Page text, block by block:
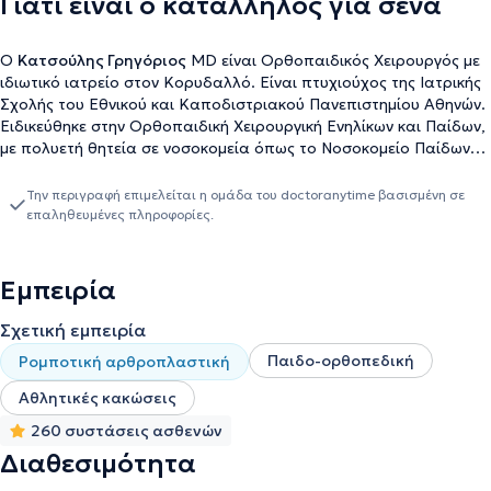
Ο Κατσούλης Γρηγόριος MD είναι Ορθοπαιδικός Χειρουργός με
ιδιωτικό ιατρείο στον Κορυδαλλό. Είναι πτυχιούχος της Ιατρικής
Σχολής του Εθνικού και Καποδιστριακού Πανεπιστημίου Αθηνών.
Ειδικεύθηκε στην Ορθοπαιδική Χειρουργική Ενηλίκων και Παίδων,
με πολυετή θητεία σε νοσοκομεία όπως το Νοσοκομείο Παίδων
"Ελληνικός Ερυθρός Σταυρός" και τα Πανεπιστημιακά
Νοσοκομεία Royal & Broadgreen του Liverpool στη Μεγάλη
Εταιρείας Χειρουργικής Ορθοπαιδικής & Τραυματολογίας
(ΕΕΧΟΤ) για περαιτέρω εξειδίκευση στη Μεγάλη Βρετανία.
Αντικείμενο της εξειδίκευσης του είναι η τραυματολογία, οι
αθλητικές κακώσεις και η επανορθωτική χειρουργική των
αρθρώσεων, με έμφαση στις αρθροσκοπήσεις ώμου και γόνατος
και στις ολικές αρθροπλαστικές ισχίου και γόνατος με σύγχρονες
εξελιγμένες τεχνικές (ALMIS, Navigator). Συνεργάζεται με την
ιδιωτική κλινική του Ομίλου Ιατρικού Κέντρου στο Ψυχικό και το
Παλαιό Φάληρο, οι υποδομές των οποίων αποτελούν εχέγγυο για
την διεκπεραίωση απλών, αλλά και των πλέον σύνθετων
Την περιγραφή επιμελείται η ομάδα του doctoranytime βασισμένη σε
επαληθευμένες πληροφορίες.
Εμπειρία
Σχετική εμπειρία
Ρομποτική αρθροπλαστική
Παιδο-ορθοπεδική
Αθλητικές κακώσεις
260 συστάσεις ασθενών
Διαθεσιμότητα